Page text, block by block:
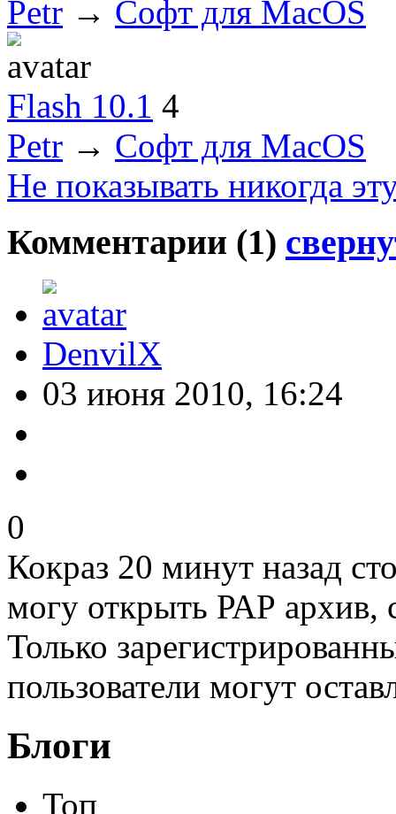
Petr → Софт для MacOS
Flash 10.1 4
Petr → Софт для MacOS
Не показывать никогда
Комментарии (1)
DenvilX
03 июня 2010, 16:24
0
Кокраз 20 минут назад
могу открыть РАР архив,
Только
пользователи могут
Блоги
Топ